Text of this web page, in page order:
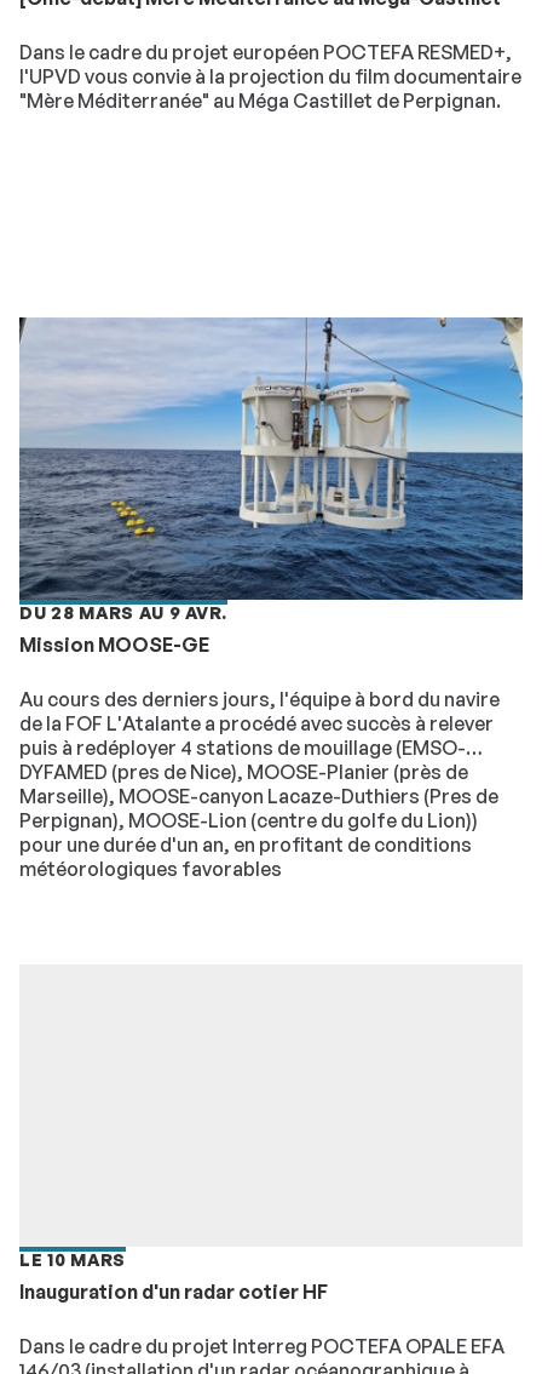
Dans le cadre du projet européen POCTEFA RESMED+,
l'UPVD vous convie à la projection du film documentaire
"Mère Méditerranée" au Méga Castillet de Perpignan.
DU 28 MARS AU 9 AVR.
Mission MOOSE-GE
Au cours des derniers jours, l'équipe à bord du navire
de la FOF L'Atalante a procédé avec succès à relever
puis à redéployer 4 stations de mouillage (EMSO-
DYFAMED (pres de Nice), MOOSE-Planier (près de
Marseille), MOOSE-canyon Lacaze-Duthiers (Pres de
Perpignan), MOOSE-Lion (centre du golfe du Lion))
pour une durée d'un an, en profitant de conditions
météorologiques favorables
LE 10 MARS
Inauguration d'un radar cotier HF
Dans le cadre du projet Interreg POCTEFA OPALE EFA